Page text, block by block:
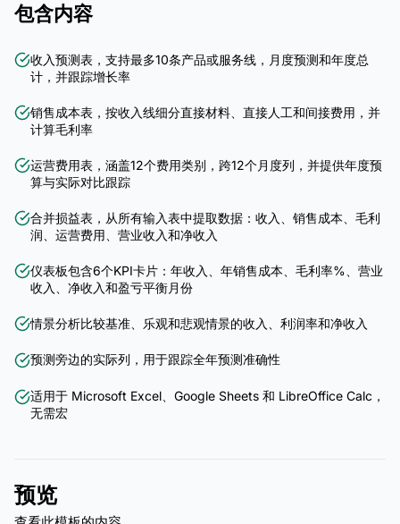
包含内容
收入预测表，支持最多10条产品或服务线，月度预测和年度总
计，并跟踪增长率
销售成本表，按收入线细分直接材料、直接人工和间接费用，并
计算毛利率
运营费用表，涵盖12个费用类别，跨12个月度列，并提供年度预
算与实际对比跟踪
合并损益表，从所有输入表中提取数据：收入、销售成本、毛利
润、运营费用、营业收入和净收入
仪表板包含6个KPI卡片：年收入、年销售成本、毛利率%、营业
收入、净收入和盈亏平衡月份
情景分析比较基准、乐观和悲观情景的收入、利润率和净收入
预测旁边的实际列，用于跟踪全年预测准确性
适用于 Microsoft Excel、Google Sheets 和 LibreOffice Calc，
无需宏
预览